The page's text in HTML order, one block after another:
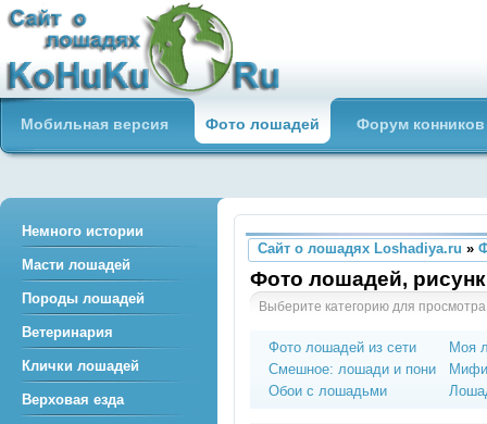
Сайт о лошадях loshadiya.ru
Приветствуем всех любителей
лошадей и конного спорта!
Мобильная версия Фото лошадей Форум конников
Сайт о лошадях Loshadiya.ru »
Фото лошадей,
Выберите категорию для
Фото лошадей из сети
Смешное: лошади и пони
Обои с лошадьми
Моя
Немного истории
Масти лошадей
Породы лошадей
Ветеринария
Клички лошадей
Верховая езда